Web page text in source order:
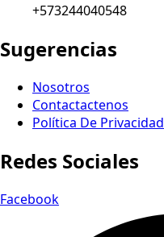
+573244040548
Sugerencias
Nosotros
Contactactenos
Política De Privacidad
Redes Sociales
Facebook